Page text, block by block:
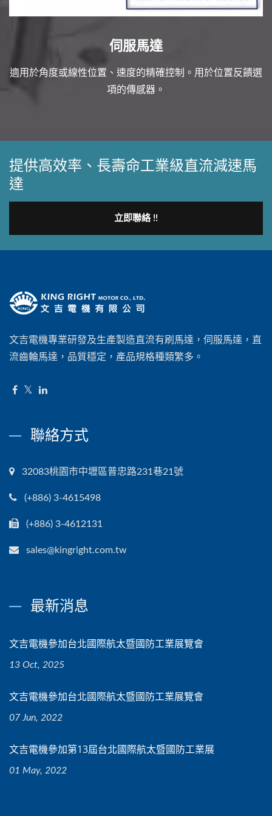
伺服馬達
適用於角度或線性位置、速度的精確控制。用於位置反饋選
項的傳感器。
提供高效率、長壽命工業級直流減速馬
達
立即聯絡 !!
文吉電機專業研發及生產製造直流有刷馬達，伺服馬達‎，直
流齒輪馬達，品質穩定，產品規格種類繁多。
聯絡方式
32083桃園市中壢區普忠路231巷21號
(+886) 3-4615498
(+886) 3-4612131
sales@kingright.com.tw
最新消息
文吉電機參加台北國際航太暨國防工業展覽會
13 Oct, 2025
文吉電機參加台北國際航太暨國防工業展覽會
07 Jun, 2022
文吉電機參加第13屆台北國際航太暨國防工業展
01 May, 2022